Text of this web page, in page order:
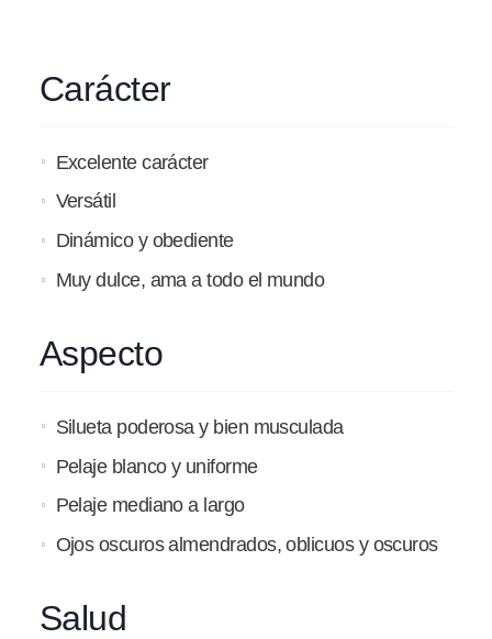
Carácter
Excelente carácter
Versátil
Dinámico y obediente
Muy dulce, ama a todo el mundo
Aspecto
Silueta poderosa y bien musculada
Pelaje blanco y uniforme
Pelaje mediano a largo
Ojos oscuros almendrados, oblicuos y oscuros
Salud